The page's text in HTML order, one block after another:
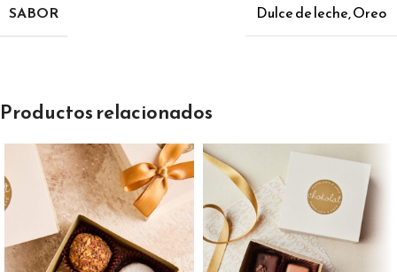
SABOR
Dulce de leche,Oreo
Productos relacionados